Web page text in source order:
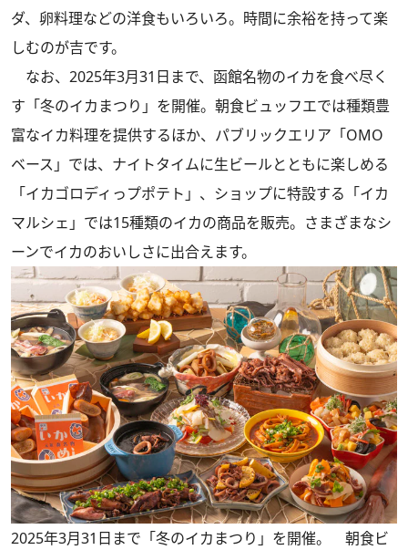
ダ、卵料理などの洋食もいろいろ。時間に余裕を持って楽
しむのが吉です。
なお、2025年3月31日まで、函館名物のイカを食べ尽く
す「冬のイカまつり」を開催。朝食ビュッフエでは種類豊
富なイカ料理を提供するほか、パブリックエリア「OMO
ベース」では、ナイトタイムに生ビールとともに楽しめる
「イカゴロディっプポテト」、ショップに特設する「イカ
マルシェ」では15種類のイカの商品を販売。さまざまなシ
ーンでイカのおいしさに出合えます。
2025年3月31日まで「冬のイカまつり」を開催。 朝食ビ